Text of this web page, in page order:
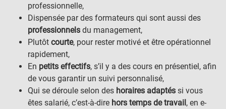
professionnelle,
Dispensée par des formateurs qui sont aussi des
professionnels du management,
Plutôt courte, pour rester motivé et être opérationnel
rapidement,
En petits effectifs, s’il y a des cours en présentiel, afin
de vous garantir un suivi personnalisé,
Qui se déroule selon des horaires adaptés si vous
êtes salarié, c’est-à-dire hors temps de travail, en e-